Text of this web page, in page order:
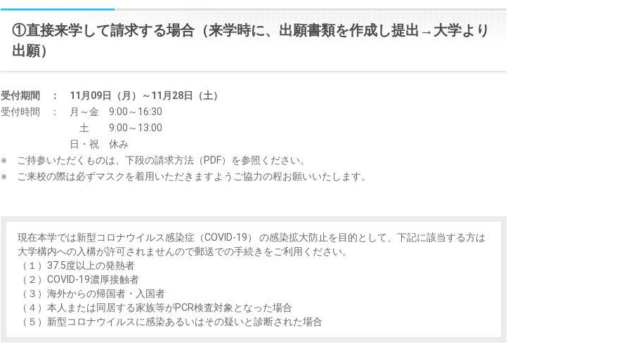
（教学に関する方針）
学生数
個人情報の取り扱い
健康科学部
①直接来学して請求する場合（来学時に、出願書類を作成し提出→大学より
出願）
受付期間 ： 11月09日（月）～11月28日（土）
受付時間 ： 月～金 9:00～16:30
土 9:00～13:00
日・祝 休み
※ ご持参いただくものは、下段の請求方法（PDF）を参照ください。
※ ご来校の際は必ずマスクを着用いただきますようご協力の程お願いいたします。
現在本学では新型コロナウイルス感染症（COVID-19） の感染拡大防止を目的として、下記に該当する方は
大学構内への入構が許可されませんので郵送での手続きをご利用ください。
（１）37.5度以上の発熱者
（２）COVID-19濃厚接触者
（３）海外からの帰国者・入国者
（４）本人または同居する家族等がPCR検査対象となった場合
（５）新型コロナウイルスに感染あるいはその疑いと診断された場合